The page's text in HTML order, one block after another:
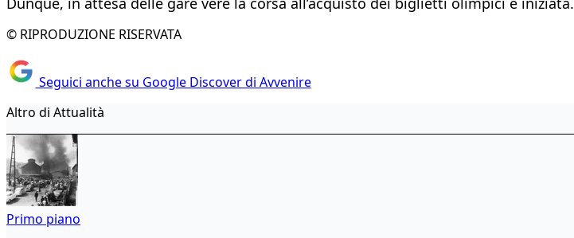
© RIPRODUZIONE RISERVATA
Seguici anche su Google Discover di Avvenire
Altro di Attualità
Primo piano